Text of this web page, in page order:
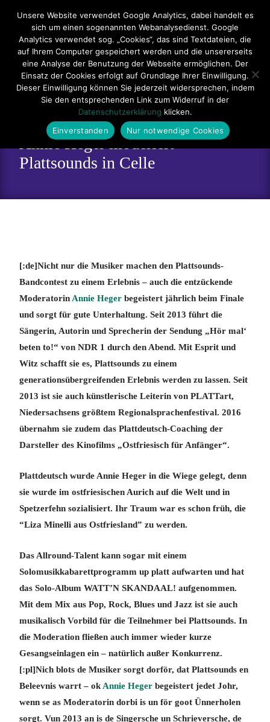
Impressum Datenschutzerklärung
Teilnahmebedingungen
Sitemap
Kontakt
Annie Heger moderiert
Plattsounds in Celle
[:de]Nicht nur die Musiker machen den Plattsounds-
Bandcontest zu einem Erlebnis – auch die entzückende
Moderatorin Annie Heger begeistert jährlich beim Finale
und sorgt für gute Unterhaltung. Seit 2013 führt die
Sängerin, Autorin und Sprecherin der Sendung „Hör mal‘
beten to!“ von NDR 1 durch den Abend. Mit Esprit und
Witz schafft sie es, Plattsounds zu einem
generationsübergreifenden Erlebnis werden zu lassen. Seit
2013 ist sie auch künstlerische Leiterin von PLATTart,
Niedersachsens größtem Regionalsprachenfestival. 2016
übernahm sie zudem das Plattdeutsch-Coaching der
Darsteller des Kinofilms „Ostfriesisch für Anfänger“.
Plattdeutsch wurde Annie Heger in die Wiege gelegt, denn
sie wurde im ostfriesischen Aurich auf die Welt und in
Spetzerfehn sozialisiert. Ihr Traum war es schon früh, die
“Liza Minelli aus Ostfriesland” zu werden.
Das Allround-Talent kann sogar mit einem
Solomusikkabarettprogramm up platt aufwarten und hat
das Solo-Album WATT’N SKANDAAL! aufgenommen.
Mit dem Mix aus Pop, Rock, Blues und Jazz ist sie auch
musikalisch Vorbild für die Teilnehmer bei Plattsounds. In
die Moderation fließen auch immer wieder kurze
Gesangseinlagen ein – natürlich außer Konkurrenz.
[:pl]Nich blots de Musiker sorgt dorför, dat Plattsounds en
Beleevnis warrt – ok Annie Heger begeistert jedet Johr,
wenn se as Moderatorin dorbi is un för goot Ünnerholen
sorgt. Vun 2013 an is de Singersche un Schrieversche, de
Hauptmenü
Unsere Website verwendet Google Analytics, dabei handelt es
sich um einen sogenannten Webanalysedienst. Google
Analytics verwendet sog. „Cookies“, das sind Textdateien, die
auf Ihrem Computer gespeichert werden und die unsererseits
eine Analyse der Benutzung der Webseite ermöglichen. Der
Einsatz der Cookies erfolgt auf Grundlage Ihrer Einwilligung.
Dieser Einwilligung können Sie jederzeit widersprechen, indem
Sie den entsprechenden Link zum Widerruf in der
Datenschutzerklärung klicken.
Einverstanden
Nur notwendige Cookies